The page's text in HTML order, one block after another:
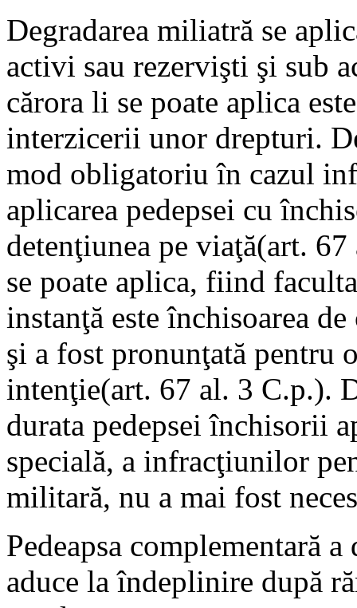
Degradarea miliatră se
activi sau rezervişti şi sub
cărora li se poate aplica
interzicerii unor drepturi.
mod obligatoriu în cazul
aplicarea pedepsei cu
detenţiunea pe viaţă(art.
se poate aplica, fiind
instanţă este închisoarea
şi a fost pronunţată pentru
intenţie(art. 67 al. 3 C.p.).
durata pedepsei închisorii
specială, a infracţiunilor
militară, nu a mai fost
Pedeapsa complementară
aduce la îndeplinire după